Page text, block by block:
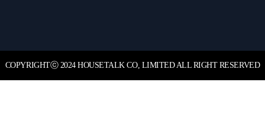
COPYRIGHTⓒ2024 HOUSETALK CO, LIMITED ALL RIGHT RESERVED